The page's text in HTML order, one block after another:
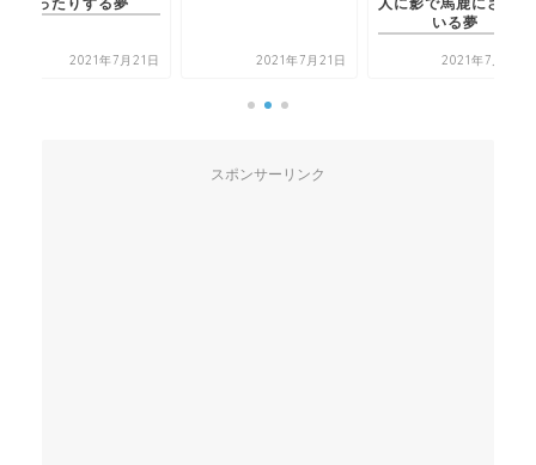
する夢
2021年7月21日 2021年7月21日
人に影で馬鹿にされて
2021年7月20日
スポンサーリンク